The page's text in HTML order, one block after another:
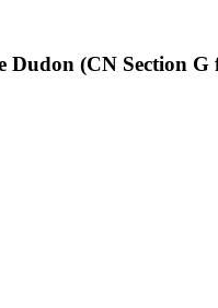
Dudon (CN Section